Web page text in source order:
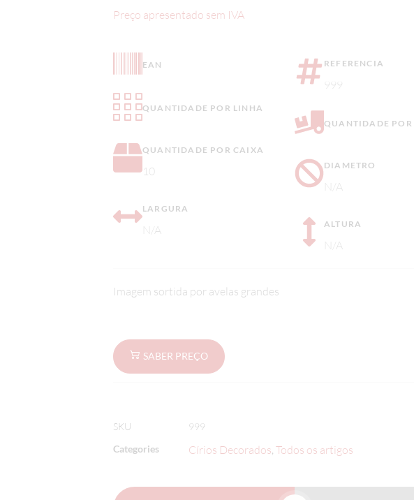
Preço apresentado sem IVA
EAN
QUANTIDADE POR LINHA
QUANTIDADE POR CAIXA
10
LARGURA
N/A
REFERENCIA
999
QUANTIDADE POR
DIAMETRO
N/A
ALTURA
N/A
Imagem sortida por avelas grandes
SABER PREÇO
SKU
999
Categories
Círios Decorados, Todos os artigos